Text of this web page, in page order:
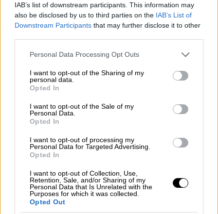
IAB’s list of downstream participants. This information may
also be disclosed by us to third parties on the IAB’s List of
Downstream Participants that may further disclose it to other
Please note that this website/app uses one or more Google
not limited to your visit or usage behaviour. You may click to
grant or deny consent to Google and its third-party tags to
use your data for below specified purposes in below Google
consent section.
Personal Data Processing Opt Outs
I want to opt-out of the Sharing of my
personal data.
Opted In
I want to opt-out of the Sale of my
Personal Data.
Opted In
I want to opt-out of processing my
Personal Data for Targeted Advertising.
Opted In
I want to opt-out of Collection, Use,
Retention, Sale, and/or Sharing of my
Personal Data that Is Unrelated with the
Purposes for which it was collected.
Opted Out
ΑΛΛΑ #TAGS
Γαλλία
επίθεση με μαχαίρι